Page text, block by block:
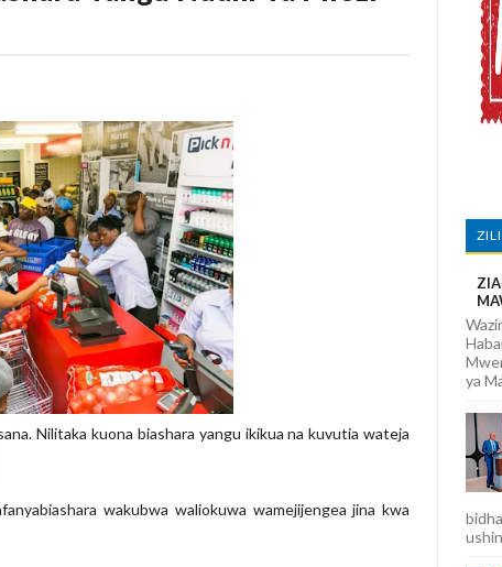
Lilikuwa Halitoi Mavuno Hata Kidogo Wakati La Jirani Likistawi,
Na Mimi Na Kuanza Kutumia Pesa Zote Nje, Mpaka Dawa Ya
Kisiri Bila Kufanya Cha Maana, Mpaka Nilipovunja Mtego Wa
WAHIMIZWA KUWEKEZA KWA WALEZI WENYE TAALUMA
KASI UJENZI WA BARABARA ZA AFCON
BILIONI 10 ZA BIASHARA YA KABONI
Nilitaka kuona biashara yangu ikikua na kuvutia wateja
wakubwa waliokuwa wamejijengea jina kwa
ya